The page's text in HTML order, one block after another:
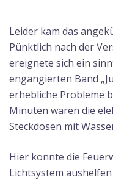
Leider kam das
Pünktlich nach der
ereignete sich ein
engangierten Band
erhebliche Probleme
Minuten waren die
Steckdosen mit
Hier konnte die
Lichtsystem